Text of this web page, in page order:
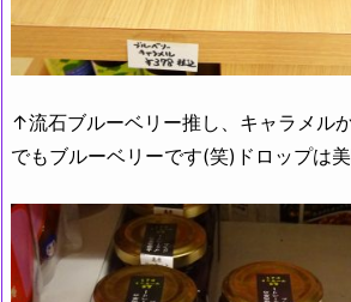
↑流石ブルーベリー推し、キャラメル
でもブルーベリーです(笑)ドロップは美